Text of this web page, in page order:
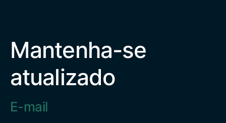
Mantenha-se
atualizado
Endereço
de